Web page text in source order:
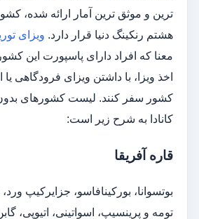
ترین و موثق ترین آمار ارائه شده،
هشتم رنکینگ دنیا قرار دارد. ویزای
معنا که افراد دارای پاسپورت این
کشور سفر کنند. لیست کشورهای بدون
کانادا به شرح زیر است:
قاره آفریقا
بوتسوانا، بورکینافاسو، جزایرکیپ
تومه و پرینسیپ، اسواتینی، اتیوپی،